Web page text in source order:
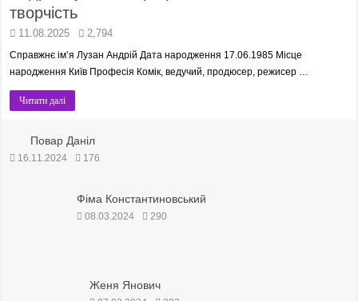
творчість
11.08.2025 2,794
Справжнє ім’я Лузан Андрій Дата народження 17.06.1985 Місце
народження Київ Професія Комік, ведучий, продюсер, режисер …
Читати далі
Повар Даніл
16.11.2024 176
Фіма Константиновський
08.03.2024 290
Женя Янович